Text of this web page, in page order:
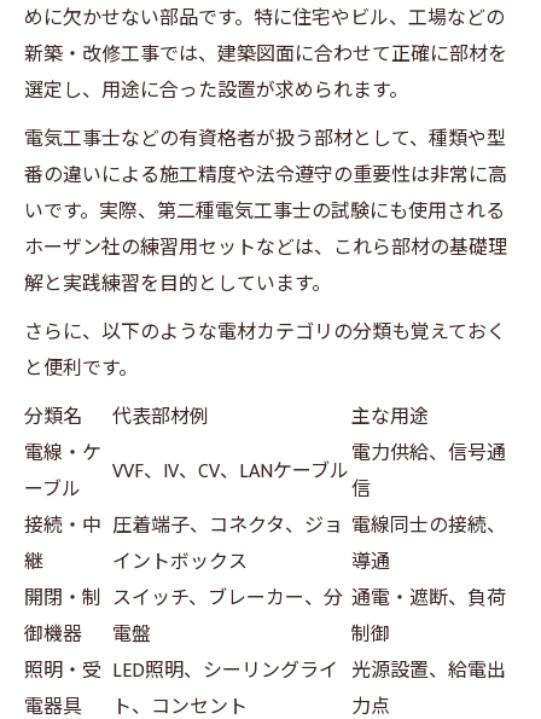
めに欠かせない部品です。特に住宅やビル、工場などの
新築・改修工事では、建築図面に合わせて正確に部材を
選定し、用途に合った設置が求められます。
電気工事士などの有資格者が扱う部材として、種類や型
番の違いによる施工精度や法令遵守の重要性は非常に高
いです。実際、第二種電気工事士の試験にも使用される
ホーザン社の練習用セットなどは、これら部材の基礎理
解と実践練習を目的としています。
さらに、以下のような電材カテゴリの分類も覚えておく
と便利です。
分類名
代表部材例
主な用途
電線・ケ
ーブル
VVF、IV、CV、LANケーブル
電力供給、信号通
信
接続・中
継
圧着端子、コネクタ、ジョ
イントボックス
電線同士の接続、
導通
開閉・制
御機器
スイッチ、ブレーカー、分
電盤
通電・遮断、負荷
制御
照明・受
電器具
LED照明、シーリングライ
ト、コンセント
光源設置、給電出
力点